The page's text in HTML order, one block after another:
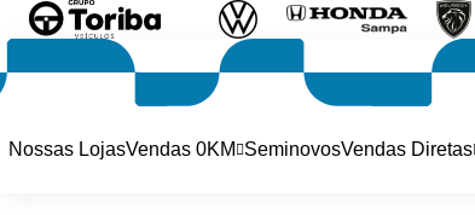
Nossas LojasVendas 0KM SeminovosVendas Diretas